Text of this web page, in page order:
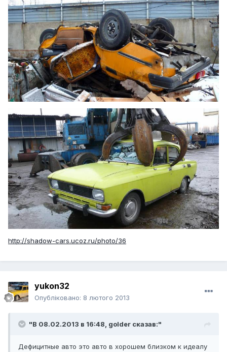
http://shadow-cars.ucoz.ru/photo/36
yukon32
Опубліковано: 8 лютого 2013
"В 08.02.2013 в 16:48, golder сказав:"
Дефицитные авто это авто в хорошем близком к идеалу